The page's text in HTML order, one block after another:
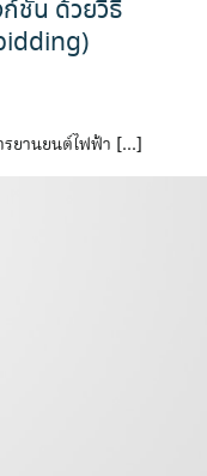
ก์ชั่น ด้วยวิธี
ยานยนต์ไฟฟ้า […]